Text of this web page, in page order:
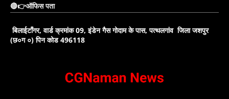
🔴👉ऑफिस पता
बिलाईटाँगर, वार्ड क्रमांक 09, इंडेन गैस गोदाम के पास, पत्थलगांव जिला जशपुर
(छ०ग ०) पिन कोड 496118